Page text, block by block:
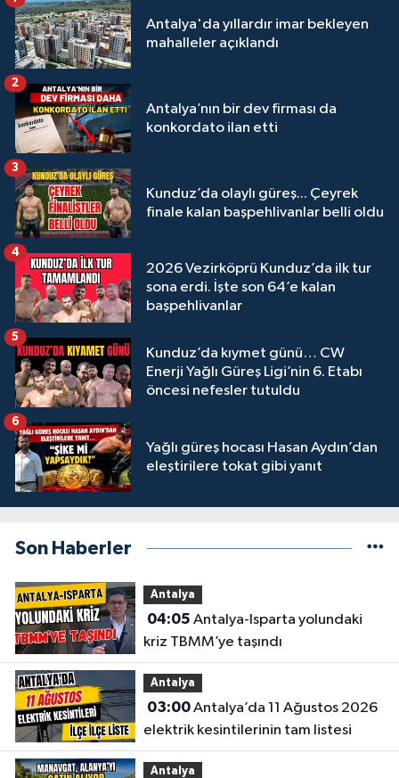
Antalya'da yıllardır imar bekleyen
mahalleler açıklandı
Antalya’nın bir dev firması da
konkordato ilan etti
2
Kunduz’da olaylı güreş... Çeyrek
finale kalan başpehlivanlar belli oldu
3
2026 Vezirköprü Kunduz’da ilk tur
sona erdi. İşte son 64’e kalan
başpehlivanlar
4
Kunduz’da kıymet günü… CW
Enerji Yağlı Güreş Ligi’nin 6. Etabı
öncesi nefesler tutuldu
5
Yağlı güreş hocası Hasan Aydın’dan
eleştirilere tokat gibi yanıt
6
Son Haberler
Antalya
04:05
kriz TBMM’ye taşındı
Antalya
03:00Antalya’da 11 Ağustos 2026
elektrik kesintilerinin tam listesi
Antalya